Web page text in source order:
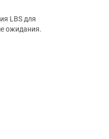
LBS для
ожидания.